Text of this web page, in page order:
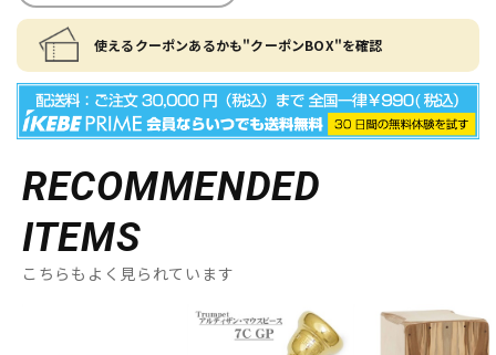
使えるクーポンあるかも"クーポンBOX"を確認
RECOMMENDED
ITEMS
こちらもよく見られています